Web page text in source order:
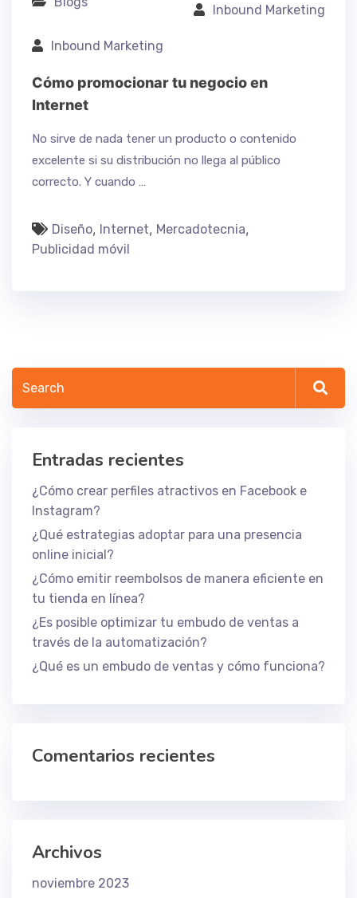
Inbound Marketing
Inbound Marketing
Cómo promocionar tu negocio en
Internet
No sirve de nada tener un producto o contenido
excelente si su distribución no llega al público
correcto. Y cuando …
Diseño, Internet, Mercadotecnia,
Publicidad móvil
Entradas recientes
¿Cómo crear perfiles atractivos en Facebook e
Instagram?
¿Qué estrategias adoptar para una presencia
online inicial?
¿Cómo emitir reembolsos de manera eficiente en
tu tienda en línea?
¿Es posible optimizar tu embudo de ventas a
través de la automatización?
¿Qué es un embudo de ventas y cómo funciona?
Comentarios recientes
Archivos
noviembre 2023